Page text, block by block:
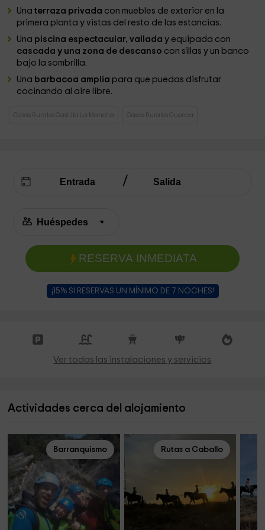
Una terraza privada con muebles de exterior en la
primera planta y vistas del resto de las estancias.
Una piscina espectacular, vallada y equipada con
cascada y una zona de descanso con sillas y un banco
bajo la sombrilla.
Una barbacoa amplia para que puedas disfrutar
cocinando al aire libre.
Casas Rurales Castilla La Mancha Casas Rurales Cuenca
RESERVA INMEDIATA
¡15% SI RESERVAS UN MÍNIMO DE 7 NOCHES!
Ver todas las instalaciones y servicios
Actividades cerca del alojamiento
Barranquismo Rutas a Caballo